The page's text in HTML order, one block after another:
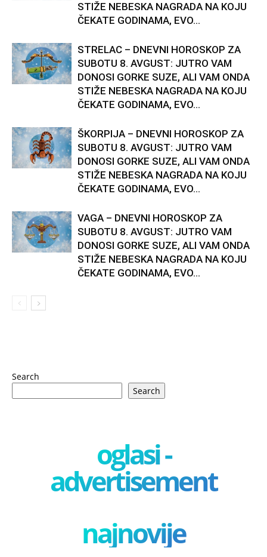
STIŽE NEBESKA NAGRADA NA KOJU
ČEKATE GODINAMA, EVO...
STRELAC – DNEVNI HOROSKOP ZA
SUBOTU 8. AVGUST: JUTRO VAM
DONOSI GORKE SUZE, ALI VAM ONDA
STIŽE NEBESKA NAGRADA NA KOJU
ČEKATE GODINAMA, EVO...
ŠKORPIJA – DNEVNI HOROSKOP ZA
SUBOTU 8. AVGUST: JUTRO VAM
DONOSI GORKE SUZE, ALI VAM ONDA
STIŽE NEBESKA NAGRADA NA KOJU
ČEKATE GODINAMA, EVO...
VAGA – DNEVNI HOROSKOP ZA
SUBOTU 8. AVGUST: JUTRO VAM
DONOSI GORKE SUZE, ALI VAM ONDA
STIŽE NEBESKA NAGRADA NA KOJU
ČEKATE GODINAMA, EVO...
Search
Search
oglasi -
advertisement
najnovije